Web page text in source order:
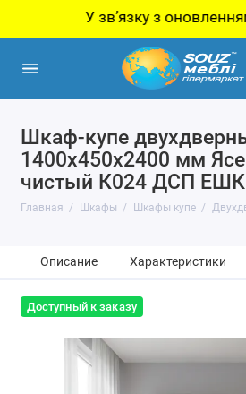
У звʼязку з оновленням
Шкаф-купе
1400х450х2400 мм
чистый К024 ДСП EШК
Главная Шкафы Шкафы купе
Описание Характеристики
Доступный к заказу